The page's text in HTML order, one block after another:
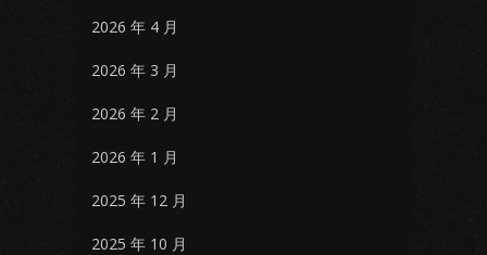
2026 年 4 月
2026 年 3 月
2026 年 2 月
2026 年 1 月
2025 年 12 月
2025 年 10 月